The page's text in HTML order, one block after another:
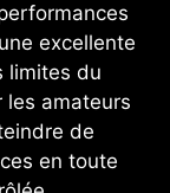
excellente
limites du
les amateurs
de
en toute
aide à
sur la